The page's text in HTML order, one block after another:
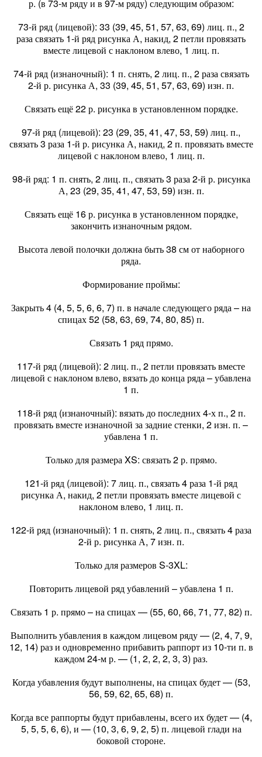
р. (в 73-м ряду и в 97-м ряду) следующим образом:
73-й ряд (лицевой): 33 (39, 45, 51, 57, 63, 69) лиц. п., 2
раза связать 1-й ряд рисунка А, накид, 2 петли провязать
вместе лицевой с наклоном влево, 1 лиц. п.
74-й ряд (изнаночный): 1 п. снять, 2 лиц. п., 2 раза связать
2-й р. рисунка А, 33 (39, 45, 51, 57, 63, 69) изн. п.
Связать ещё 22 р. рисунка в установленном порядке.
97-й ряд (лицевой): 23 (29, 35, 41, 47, 53, 59) лиц. п.,
связать 3 раза 1-й р. рисунка А, накид, 2 п. провязать вместе
лицевой с наклоном влево, 1 лиц. п.
98-й ряд: 1 п. снять, 2 лиц. п., связать 3 раза 2-й р. рисунка
А, 23 (29, 35, 41, 47, 53, 59) изн. п.
Связать ещё 16 р. рисунка в установленном порядке,
закончить изнаночным рядом.
Высота левой полочки должна быть 38 см от наборного
ряда.
Формирование проймы:
Закрыть 4 (4, 5, 5, 6, 6, 7) п. в начале следующего ряда – на
спицах 52 (58, 63, 69, 74, 80, 85) п.
Связать 1 ряд прямо.
117-й ряд (лицевой): 2 лиц. п., 2 петли провязать вместе
лицевой с наклоном влево, вязать до конца ряда – убавлена
1 п.
118-й ряд (изнаночный): вязать до последних 4-х п., 2 п.
провязать вместе изнаночной за задние стенки, 2 изн. п. –
убавлена 1 п.
Только для размера XS: связать 2 р. прямо.
121-й ряд (лицевой): 7 лиц. п., связать 4 раза 1-й ряд
рисунка А, накид, 2 петли провязать вместе лицевой с
наклоном влево, 1 лиц. п.
122-й ряд (изнаночный): 1 п. снять, 2 лиц. п., связать 4 раза
2-й р. рисунка А, 7 изн. п.
Только для размеров S-3XL:
Повторить лицевой ряд убавлений – убавлена 1 п.
Связать 1 р. прямо – на спицах — (55, 60, 66, 71, 77, 82) п.
Выполнить убавления в каждом лицевом ряду — (2, 4, 7, 9,
12, 14) раз и одновременно прибавить раппорт из 10-ти п. в
каждом 24-м р. — (1, 2, 2, 2, 3, 3) раз.
Когда убавления будут выполнены, на спицах будет — (53,
56, 59, 62, 65, 68) п.
Когда все раппорты будут прибавлены, всего их будет — (4,
5, 5, 5, 6, 6), и — (10, 3, 6, 9, 2, 5) п. лицевой глади на
боковой стороне.